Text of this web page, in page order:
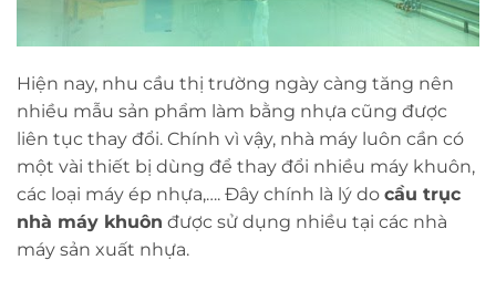
Hiện nay, nhu cầu thị trường ngày càng tăng nên
nhiều mẫu sản phẩm làm bằng nhựa cũng được
liên tục thay đổi. Chính vì vậy, nhà máy luôn cần có
một vài thiết bị dùng để thay đổi nhiều máy khuôn,
các loại máy ép nhựa,…. Đây chính là lý do cầu trục
nhà máy khuôn được sử dụng nhiều tại các nhà
máy sản xuất nhựa.